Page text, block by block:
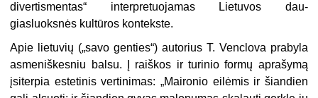
divertismentas“ interpretuojamas Lietuvos dau­
giasluoksnės kultūros kontekste.
Apie lietuvių („savo genties“) autorius T. Venclova prabyla
asmeniškesniu balsu. Į raiškos ir turinio formų aprašymą
įsiterpia estetinis vertinimas: „Maironio eilėmis ir šiandien